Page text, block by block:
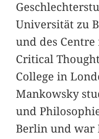
Universität zu
und des
Critical
College in
Mankowsky
und
Berlin und war